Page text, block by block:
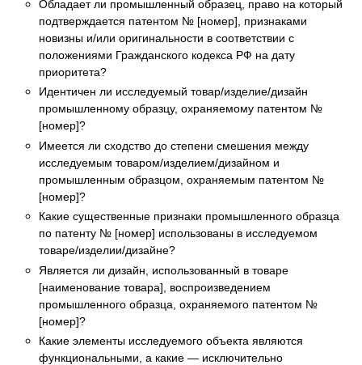
Обладает ли промышленный образец, право на который
подтверждается патентом № [номер], признаками
новизны и/или оригинальности в соответствии с
положениями Гражданского кодекса РФ на дату
приоритета?
Идентичен ли исследуемый товар/изделие/дизайн
промышленному образцу, охраняемому патентом №
[номер]?
Имеется ли сходство до степени смешения между
исследуемым товаром/изделием/дизайном и
промышленным образцом, охраняемым патентом №
[номер]?
Какие существенные признаки промышленного образца
по патенту № [номер] использованы в исследуемом
товаре/изделии/дизайне?
Является ли дизайн, использованный в товаре
[наименование товара], воспроизведением
промышленного образца, охраняемого патентом №
[номер]?
Какие элементы исследуемого объекта являются
функциональными, а какие — исключительно